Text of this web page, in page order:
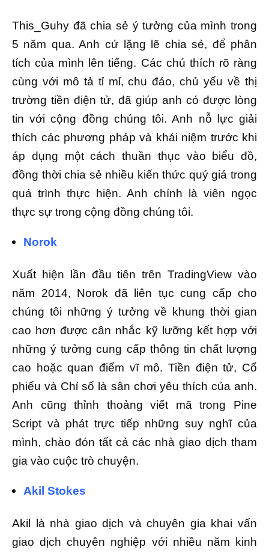
This_Guhy đã chia sẻ ý tưởng của mình trong
5 năm qua. Anh cứ lặng lẽ chia sẻ, để phân
tích của mình lên tiếng. Các chú thích rõ ràng
cùng với mô tả tỉ mỉ, chu đáo, chủ yếu về thị
trường tiền điện tử, đã giúp anh có được lòng
tin với cộng đồng chúng tôi. Anh nỗ lực giải
thích các phương pháp và khái niệm trước khi
áp dụng một cách thuần thục vào biểu đồ,
đồng thời chia sẻ nhiều kiến thức quý giá trong
quá trình thực hiện. Anh chính là viên ngọc
thực sự trong cộng đồng chúng tôi.
Norok
Xuất hiện lần đầu tiên trên TradingView vào
năm 2014, Norok đã liên tục cung cấp cho
chúng tôi những ý tưởng về khung thời gian
cao hơn được cân nhắc kỹ lưỡng kết hợp với
những ý tưởng cung cấp thông tin chất lượng
cao hoặc quan điểm vĩ mô. Tiền điện tử, Cổ
phiếu và Chỉ số là sân chơi yêu thích của anh.
Anh cũng thỉnh thoảng viết mã trong Pine
Script và phát trực tiếp những suy nghĩ của
mình, chào đón tất cả các nhà giao dịch tham
gia vào cuộc trò chuyện.
Akil Stokes
Akil là nhà giao dịch và chuyên gia khai vấn
giao dịch chuyên nghiệp với nhiều năm kinh